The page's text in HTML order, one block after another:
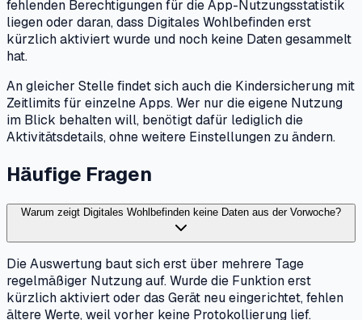
fehlenden Berechtigungen für die App-Nutzungsstatistik
liegen oder daran, dass Digitales Wohlbefinden erst
kürzlich aktiviert wurde und noch keine Daten gesammelt
hat.
An gleicher Stelle findet sich auch die Kindersicherung mit
Zeitlimits für einzelne Apps. Wer nur die eigene Nutzung
im Blick behalten will, benötigt dafür lediglich die
Aktivitätsdetails, ohne weitere Einstellungen zu ändern.
Häufige Fragen
Warum zeigt Digitales Wohlbefinden keine Daten aus der Vorwoche?
Die Auswertung baut sich erst über mehrere Tage
regelmäßiger Nutzung auf. Wurde die Funktion erst
kürzlich aktiviert oder das Gerät neu eingerichtet, fehlen
ältere Werte, weil vorher keine Protokollierung lief.